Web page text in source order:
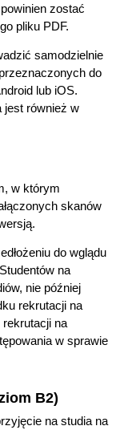
zostać
pliku PDF.
samodzielnie
do
lub iOS.
jest również w
w którym
skanów
do wglądu
na
nie później
rekrutacji na
na
w sprawie
B2)
na studia na